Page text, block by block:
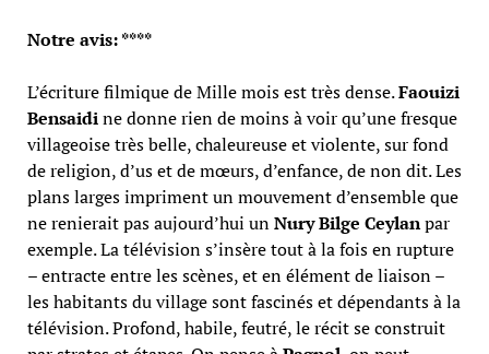
Notre avis: ****
L’écriture filmique de Mille mois est très dense.Faouizi
Bensaidine donne rien de moins à voir qu’une fresque
villageoise très belle, chaleureuse et violente, sur fond
de religion, d’us et de mœurs, d’enfance, de non dit. Les
plans larges impriment un mouvement d’ensemble que
ne renierait pas aujourd’hui unNury Bilge Ceylanpar
exemple. La télévision s’insère tout à la fois en rupture
– entracte entre les scènes, et en élément de liaison –
les habitants du village sont fascinés et dépendants à la
télévision. Profond, habile, feutré, le récit se construit